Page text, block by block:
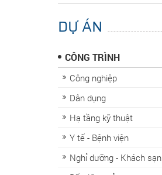
DỰ ÁN
CÔNG TRÌNH
Công nghiệp
Dân dụng
Hạ tầng kỹ thuật
Y tế - Bệnh viện
Nghỉ dưỡng - Khách sạn